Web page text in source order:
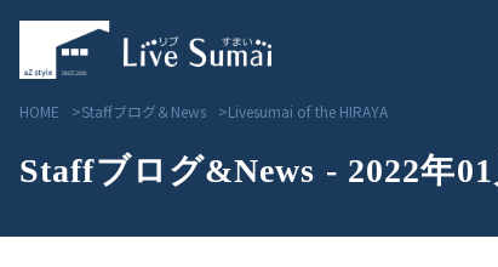
HOME Staffブログ＆News Livesumai of the HIRAYA
Staffブログ&News - 2022年01